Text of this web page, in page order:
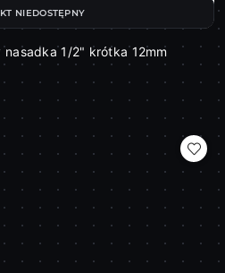
1/2" krótka 12mm
NIEDOSTĘPNY